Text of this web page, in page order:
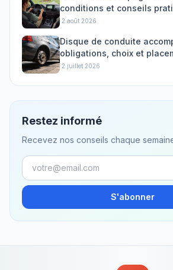
conditions et conseils
·2 août 2026
Disque de conduite
obligations, choix et
·2 juillet 2026
Restez informé
Recevez nos conseils chaque
S'abonner